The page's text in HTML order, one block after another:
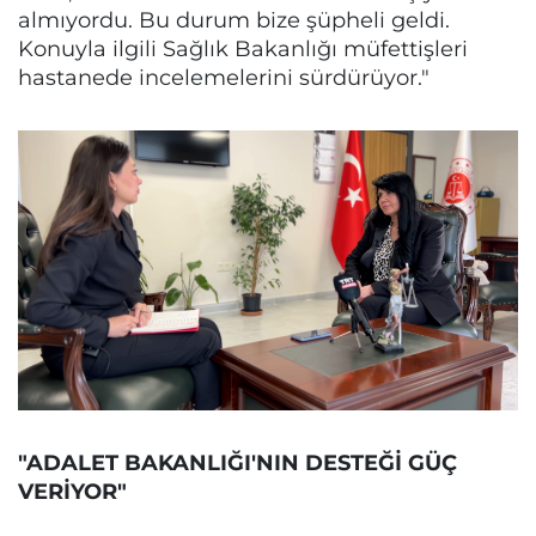
almıyordu. Bu durum bize şüpheli geldi.
Konuyla ilgili Sağlık Bakanlığı müfettişleri
hastanede incelemelerini sürdürüyor."
"ADALET BAKANLIĞI'NIN DESTEĞİ GÜÇ
VERİYOR"